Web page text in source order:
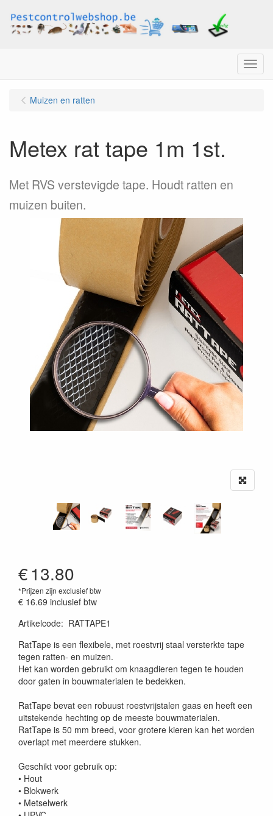
Menu
Muizen en ratten
Metex rat tape 1m 1st.
Met RVS verstevigde tape. Houdt ratten en
muizen buiten.
€13.80
*Prijzen zijn exclusief btw
€ 16.69 inclusief btw
Artikelcode: RATTAPE1
RatTape is een flexibele, met roestvrij staal versterkte tape
tegen ratten- en muizen.
Het kan worden gebruikt om knaagdieren tegen te houden
door gaten in bouwmaterialen te bedekken.
RatTape bevat een robuust roestvrijstalen gaas en heeft een
uitstekende hechting op de meeste bouwmaterialen.
RatTape is 50 mm breed, voor grotere kieren kan het worden
overlapt met meerdere stukken.
Geschikt voor gebruik op:
• Hout
• Blokwerk
• Metselwerk